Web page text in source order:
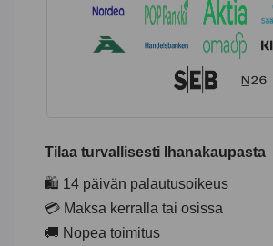
Tilaa turvallisesti Ihanakaupasta
🛍️ 14 päivän palautusoikeus
💳 Maksa kerralla tai osissa
🚚 Nopea toimitus